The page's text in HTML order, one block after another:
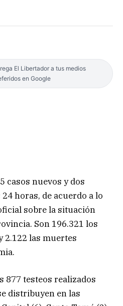
El Libertador a tus medios
en Google
casos nuevos y dos
horas, de acuerdo a lo
sobre la situación
Son 196.321 los
2.122 las muertes
877 testeos realizados
distribuyen en las